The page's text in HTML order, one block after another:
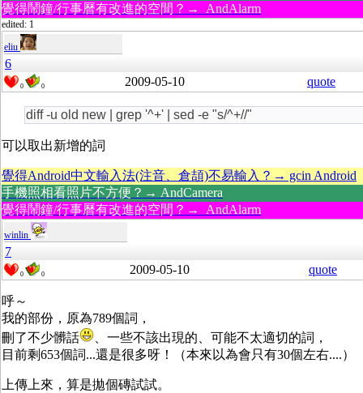
覺得鬧鐘/行事曆有改進的空間？→ AndAlarm
edited: 1
eliu
6
0 0 2009-05-10 quote
diff -u old new | grep '^+' | sed -e "s/^+//"
可以取出新增的詞
覺得Android中文輸入法(注音、倉頡)不易輸入？→ gcin Android
手機照相看照片不方便？→ AndCamera
覺得鬧鐘/行事曆有改進的空間？→ AndAlarm
winlin
7
0 0 2009-05-10 quote
呼～
我的部份，原為789個詞，
刪了不少髒話
、一些不該出現的、可能不太適切的詞，
目前剩653個詞...還是很多呀！（本來以為會只有30個左右....）
上傳上來，算是拋個磚試試。